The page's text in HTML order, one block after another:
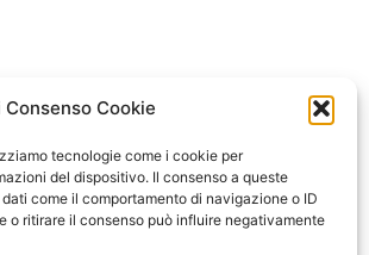
Cookie
tecnologie come i cookie per
del dispositivo. Il consenso a queste
come il comportamento di navigazione o ID
o ritirare il consenso può influire negativamente